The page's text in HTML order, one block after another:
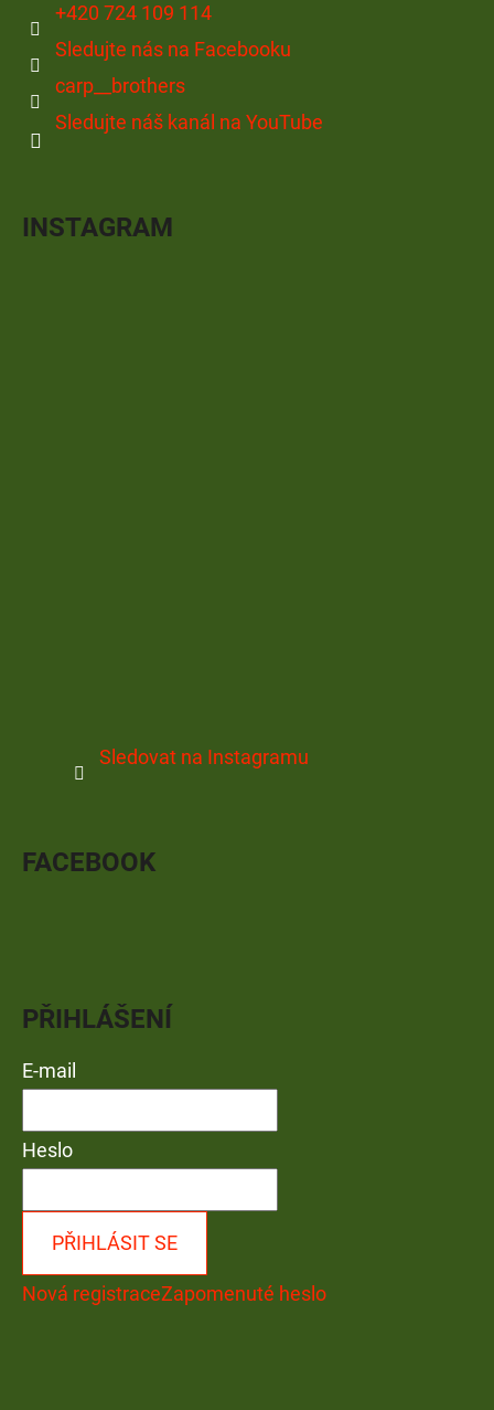
+420 724 109 114
Sledujte nás na Facebooku
carp__brothers
Sledujte náš kanál na YouTube
INSTAGRAM
Sledovat na Instagramu
FACEBOOK
PŘIHLÁŠENÍ
E-mail
Heslo
PŘIHLÁSIT SE
Nová registraceZapomenuté heslo